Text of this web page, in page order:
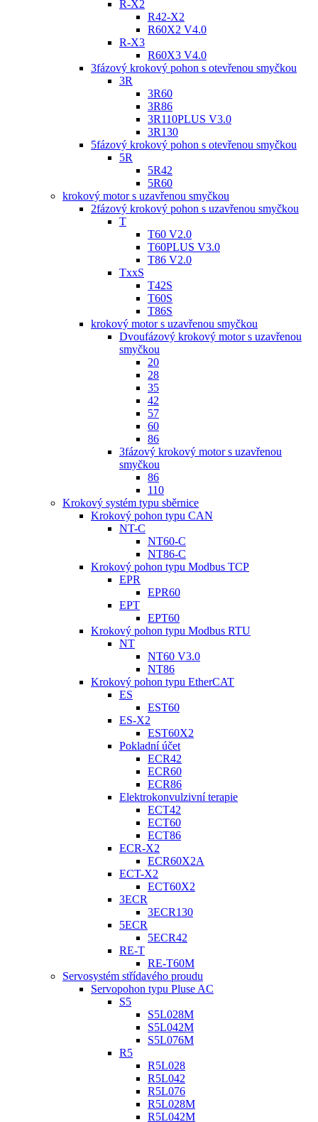
R-X2
R42-X2
R60X2 V4.0
R-X3
R60X3 V4.0
3fázový krokový pohon s otevřenou smyčkou
3R
3R60
3R86
3R110PLUS V3.0
3R130
5fázový krokový pohon s otevřenou smyčkou
5R
5R42
5R60
krokový motor s uzavřenou smyčkou
2fázový krokový pohon s uzavřenou smyčkou
T
T60 V2.0
T60PLUS V3.0
T86 V2.0
TxxS
T42S
T60S
T86S
krokový motor s uzavřenou smyčkou
Dvoufázový krokový motor s uzavřenou
smyčkou
20
28
35
42
57
60
86
3fázový krokový motor s uzavřenou
smyčkou
86
110
Krokový systém typu sběrnice
Krokový pohon typu CAN
NT-C
NT60-C
NT86-C
Krokový pohon typu Modbus TCP
EPR
EPR60
EPT
EPT60
Krokový pohon typu Modbus RTU
NT
NT60 V3.0
NT86
Krokový pohon typu EtherCAT
ES
EST60
ES-X2
EST60X2
Pokladní účet
ECR42
ECR60
ECR86
Elektrokonvulzivní terapie
ECT42
ECT60
ECT86
ECR-X2
ECR60X2A
ECT-X2
ECT60X2
3ECR
3ECR130
5ECR
5ECR42
RE-T
RE-T60M
Servosystém střídavého proudu
Servopohon typu Pluse AC
S5
S5L028M
S5L042M
S5L076M
R5
R5L028
R5L042
R5L076
R5L028M
R5L042M